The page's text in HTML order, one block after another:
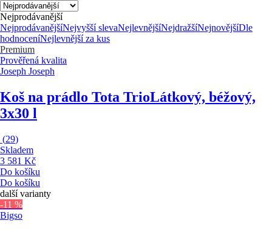
Nejprodávanější
NejprodávanějšíNejvyšší slevaNejlevnějšíNejdražšíNejnovějšíDle
hodnoceníNejlevnější za kus
Premium
Prověřená kvalita
Joseph Joseph
Koš na prádlo Tota TrioLátkový, béžový,
3x30 l
(29)
Skladem
3 581 Kč
Do košíku
Do košíku
další varianty
-11 %
Bigso